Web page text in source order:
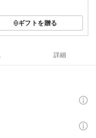
ギフトを贈る
詳細